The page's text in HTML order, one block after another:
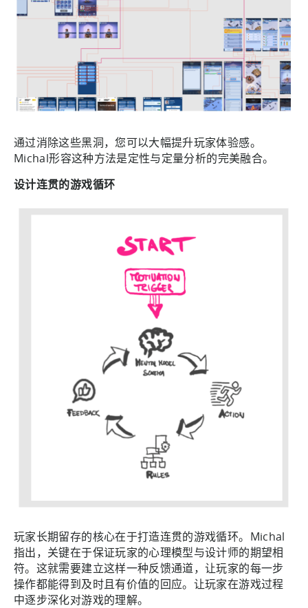
通过消除这些黑洞，您可以大幅提升玩家体验感。
Michal形容这种方法是定性与定量分析的完美融合。
设计连贯的游戏循环
玩家长期留存的核心在于打造连贯的游戏循环。Michal
指出，关键在于保证玩家的心理模型与设计师的期望相
符。这就需要建立这样一种反馈通道，让玩家的每一步
操作都能得到及时且有价值的回应。让玩家在游戏过程
中逐步深化对游戏的理解。